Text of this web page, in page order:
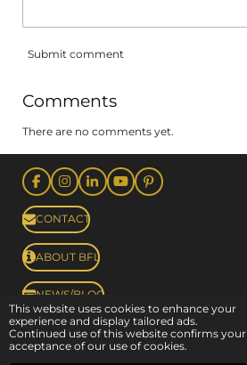
This website uses cookies to enhance your
experience and display tailored ads.
Continued use of this website confirms your
acceptance of our use of cookies.
Submit comment
Comments
There are no comments yet.
F
a
c
e
b
o
o
k
I
n
s
t
a
g
r
a
m
L
i
d
I
n
Y
o
P
i
CONTACT
ABOUT BFL
NEWS/BLOG
Powered byMelo Pepo